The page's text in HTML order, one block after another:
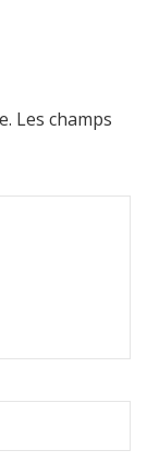
Les champs